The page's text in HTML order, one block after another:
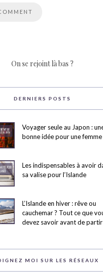
On se rejoint là bas ?
DERNIERS POSTS
Voyager seule au Japon :
bonne idée pour une femme
Les indispensables à avoir
sa valise pour l’Islande
L’Islande en hiver : rêve ou
cauchemar ? Tout ce que
devez savoir avant de partir
MOI SUR LES RÉSEAUX